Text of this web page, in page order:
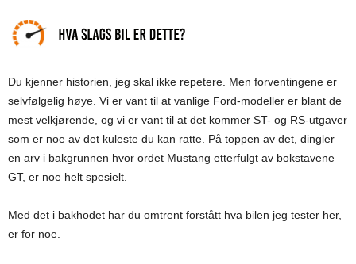
Du kjenner historien, jeg skal ikke repetere. Men forventingene er
selvfølgelig høye. Vi er vant til at vanlige Ford-modeller er blant de
mest velkjørende, og vi er vant til at det kommer ST- og RS-utgaver
som er noe av det kuleste du kan ratte. På toppen av det, dingler
en arv i bakgrunnen hvor ordet Mustang etterfulgt av bokstavene
GT, er noe helt spesielt.
Med det i bakhodet har du omtrent forstått hva bilen jeg tester her,
er for noe.